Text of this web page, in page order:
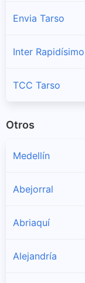
Envia Tarso
Inter
TCC Tarso
Otros
Medellín
Abejorral
Abriaquí
Alejandría